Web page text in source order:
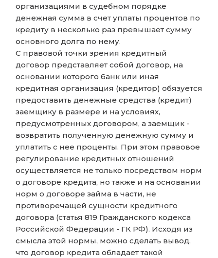
организациями в судебном порядке
денежная сумма в счет уплаты процентов по
кредиту в несколько раз превышает сумму
основного долга по нему.
С правовой точки зрения кредитный
договор представляет собой договор, на
основании которого банк или иная
кредитная организация (кредитор) обязуется
предоставить денежные средства (кредит)
заемщику в размере и на условиях,
предусмотренных договором, а заемщик -
возвратить полученную денежную сумму и
уплатить с нее проценты. При этом правовое
регулирование кредитных отношений
осуществляется не только посредством норм
о договоре кредита, но также и на основании
норм о договоре займа в части, не
противоречащей сущности кредитного
договора (статья 819 Гражданского кодекса
Российской Федерации - ГК РФ). Исходя из
смысла этой нормы, можно сделать вывод,
что договор кредита обладает такой